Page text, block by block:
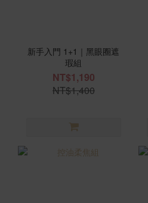
新手入門 1+1｜黑眼圈遮
瑕組
NT$1,190
NT$1,400